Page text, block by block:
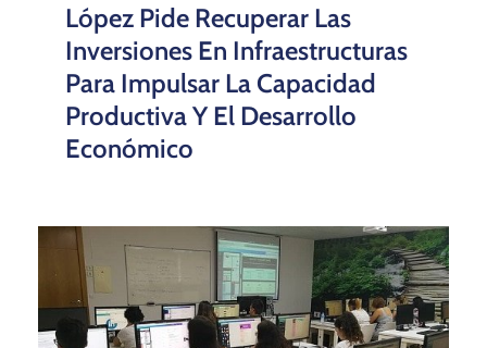
López Pide Recuperar Las
Inversiones En Infraestructuras
Para Impulsar La Capacidad
Productiva Y El Desarrollo
Económico